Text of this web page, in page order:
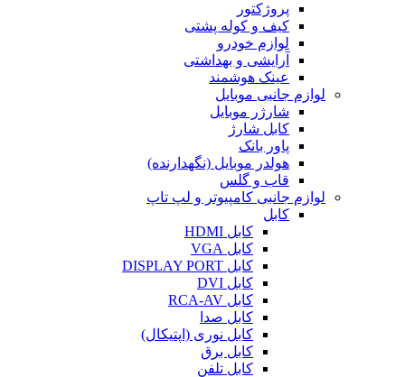
پروژکتور
کیف و کوله پشتی
لوازم خودرو
آرایشی و بهداشتی
عینک هوشمند
لوازم جانبی موبایل
شارژر موبایل
کابل شارژ
پاور بانک
هولدر موبایل (نگهدارنده)
قاب و گلس
لوازم جانبی کامپیوتر و لپ تاپ
کابل
کابل HDMI
کابل VGA
کابل DISPLAY PORT
کابل DVI
کابل RCA-AV
کابل صدا
کابل نوری (اپتیکال)
کابل برق
کابل تلفن